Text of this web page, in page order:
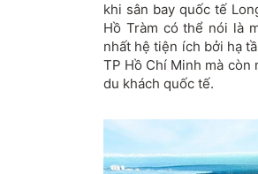
khi sân bay quốc tế
Hồ Tràm có thể nói là
nhất hệ tiện ích bởi hạ
TP Hồ Chí Minh mà còn
du khách quốc tế.